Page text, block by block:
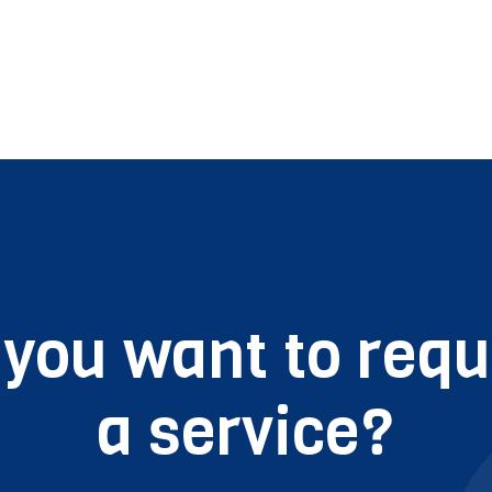
want to
a service?